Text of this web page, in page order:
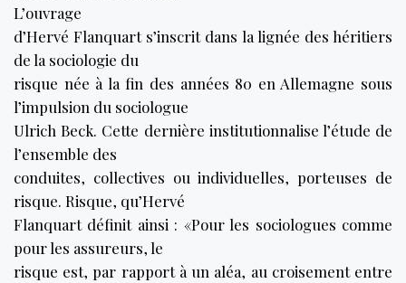
L’ouvrage
d’Hervé Flanquart s’inscrit dans la lignée des héritiers
de la sociologie du
risque née à la fin des années 80 en Allemagne sous
l’impulsion du sociologue
Ulrich Beck. Cette dernière institutionnalise l’étude de
l’ensemble des
conduites, collectives ou individuelles, porteuses de
risque. Risque, qu’Hervé
Flanquart définit ainsi : «Pour les sociologues comme
pour les assureurs, le
risque est, par rapport à un aléa, au croisement entre